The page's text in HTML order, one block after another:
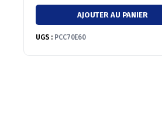
Le
prix
initial
était :
Le
prix
actuel
est :
AJOUTER AU PANIER
UGS : PCC70E60